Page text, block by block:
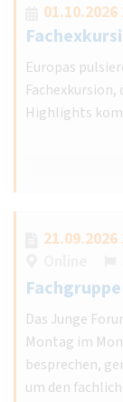
Europas
Highlights
Das Junge
Montag im
besprechen,
um den